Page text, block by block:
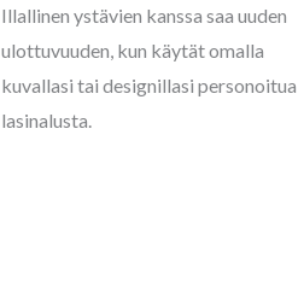
Illallinen ystävien kanssa saa uuden
ulottuvuuden, kun käytät omalla
kuvallasi tai designillasi personoitua
lasinalusta.